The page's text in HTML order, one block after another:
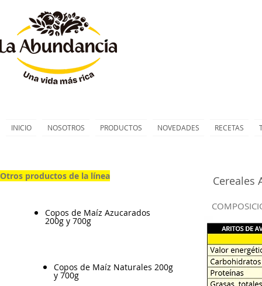
INICIO NOSOTROS PRODUCTOS NOVEDADES RECETAS
Cereales
Otros productos de la línea
Copos de Maíz Azucarados
200g y 700g
Copos de Maíz Naturales 200g
y 700g